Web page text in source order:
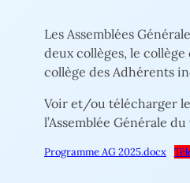
Les Assemblées
deux collèges, le collège
collège des Adhérents
Voir et/ou télécharger
l’Assemblée Générale
Programme AG 2025.docx